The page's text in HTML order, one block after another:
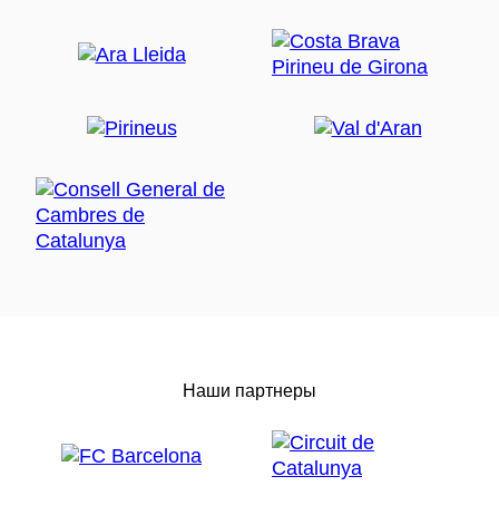
Наши партнеры